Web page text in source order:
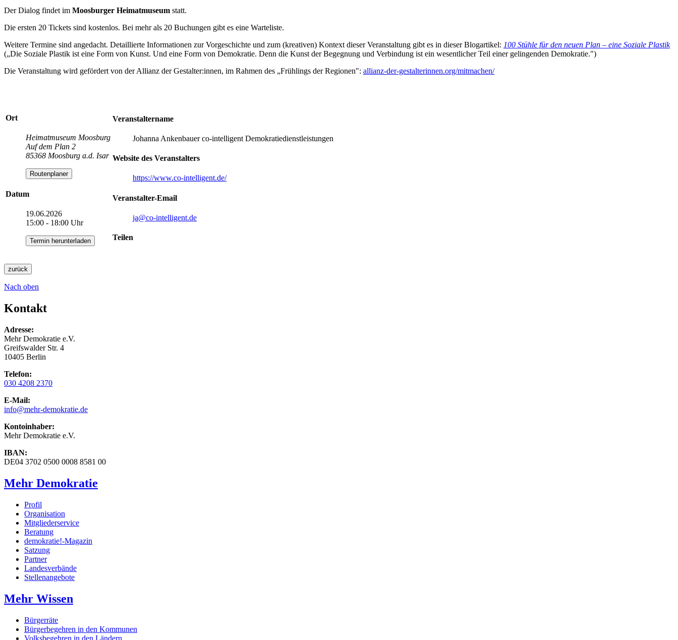
Der Dialog findet im Moosburger Heimatmuseum statt.
Die ersten 20 Tickets sind kostenlos. Bei mehr als 20 Buchungen gibt es eine Warteliste.
Weitere Termine sind angedacht. Detaillierte Informationen zur Vorgeschichte und zum (kreativen) Kontext dieser Veranstaltung gibt es in dieser Blogartikel: 100 Stühle für den neuen Plan – eine Soziale Plastik
(„Die Soziale Plastik ist eine Form von Kunst. Und eine Form von Demokratie. Denn die Kunst der Begegnung und Verbindung ist ein wesentlicher Teil einer gelingenden Demokratie.")
Die Veranstaltung wird gefördert von der Allianz der Gestalter:innen, im Rahmen des „Frühlings der Regionen": allianz-der-gestalterinnen.org/mitmachen/
Ort
Heimatmuseum Moosburg
Auf dem Plan 2
85368 Moosburg a.d. Isar
Routenplaner
Datum
19.06.2026
15:00 - 18:00 Uhr
Termin herunterladen
Veranstaltername
Johanna Ankenbauer co-intelligent Demokratiedienstleistungen
Website des Veranstalters
https://www.co-intelligent.de/
Veranstalter-Email
ja@co-intelligent.de
Teilen
zurück
Nach oben
Kontakt
Adresse:
Mehr Demokratie e.V.
Greifswalder Str. 4
10405 Berlin
Telefon:
030 4208 2370
E-Mail:
info@mehr-demokratie.de
Kontoinhaber:
Mehr Demokratie e.V.
IBAN:
DE04 3702 0500 0008 8581 00
Mehr Demokratie
Profil
Organisation
Mitgliederservice
Beratung
demokratie!-Magazin
Satzung
Partner
Landesverbände
Stellenangebote
Mehr Wissen
Bürgerräte
Bürgerbegehren in den Kommunen
Volksbegehren in den Ländern